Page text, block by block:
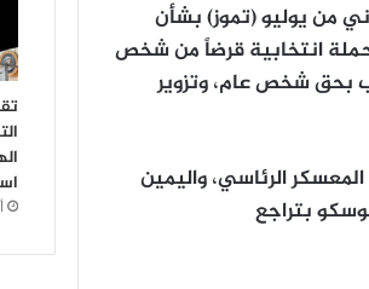
من يوليو (تموز) بشأن
انتخابية قرضاً من شخص
بحق شخص عام، وتزوير
الرئاسي، واليمين
بتراجع